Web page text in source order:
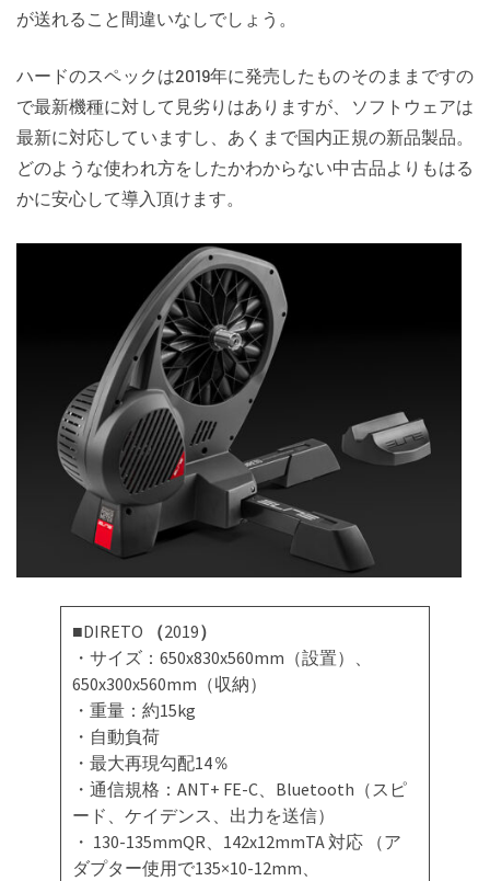
が送れること間違いなしでしょう。
ハードのスペックは2019年に発売したものそのままですの
で最新機種に対して見劣りはありますが、ソフトウェアは
最新に対応していますし、あくまで国内正規の新品製品。
どのような使われ方をしたかわからない中古品よりもはる
かに安心して導入頂けます。
■DIRETO （2019）
・サイズ：650x830x560mm（設置）、
650x300x560mm（収納）
・重量：約15kg
・自動負荷
・最大再現勾配14％
・通信規格：ANT+ FE-C、Bluetooth（スピ
ード、ケイデンス、出力を送信）
・ 130-135mmQR、142x12mmTA 対応 （ア
ダプター使用で135×10-12mm、